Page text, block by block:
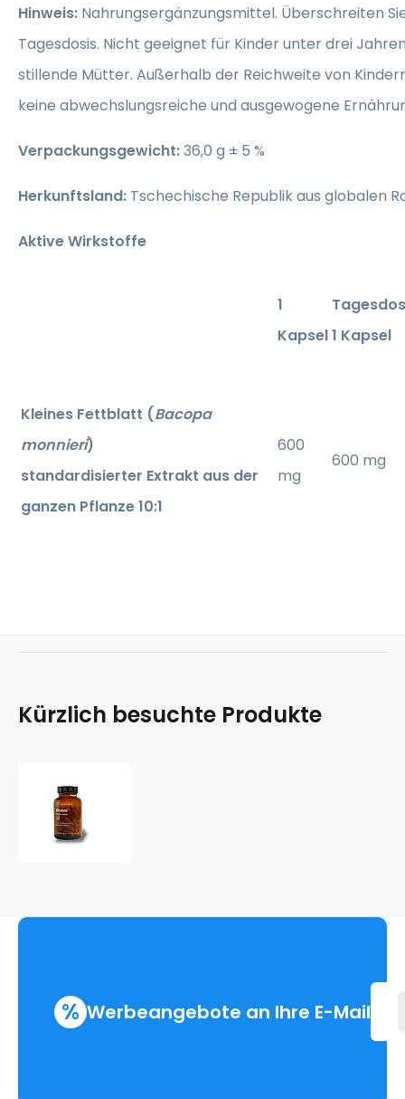
Hinweis: Nahrungsergänzungsmittel. Überschreiten
Tagesdosis. Nicht geeignet für Kinder unter drei
stillende Mütter. Außerhalb der Reichweite von
keine abwechslungsreiche und ausgewogene
Verpackungsgewicht:36,0 g ± 5 %
Herkunftsland: Tschechische Republik aus globalen
Aktive Wirkstoffe
1
Kapsel1 Kapsel
Kleines Fettblatt (Bacopa
monnieri)
standardisierter Extrakt aus der
ganzen Pflanze 10:1
600
mg
600 mg
Kürzlich besuchte Produkte
% Werbeangebote an Ihre E-Mail